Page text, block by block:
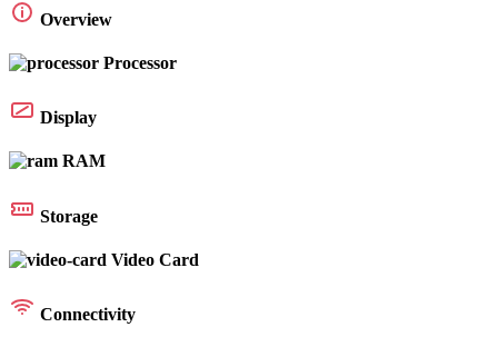
Overview
Processor
Display
RAM
Storage
Video Card
Connectivity